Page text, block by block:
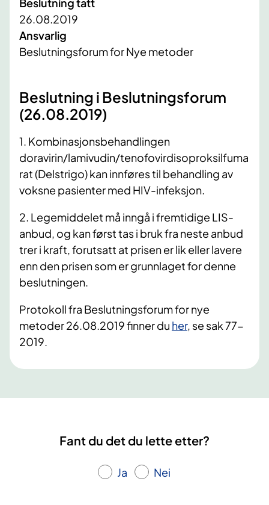
26.08.2019
Ansvarlig
Beslutningsforum for Nye metoder
​Beslutning i Beslutningsforum
(26.08.2019)
1. Kombinasjonsbehandlingen
doravirin/lamivudin/tenofovirdisoproksilfuma
rat (Delstrigo) kan innføres til behandling av
voksne pasienter med HIV-infeksjon.
2. Legemiddelet må inngå i fremtidige LIS-
anbud, og kan først tas i bruk fra neste anbud
trer i kraft, forutsatt at prisen er lik eller lavere
enn den prisen som ergrunnlaget for denne
beslutningen.
Protokoll fra Beslutningsforum for nye
metoder 26.08.2019 finner du her, se sak 77-
2019.
Fant du det du lette etter?
Ja Nei